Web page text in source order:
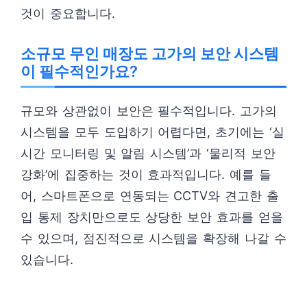
것이 중요합니다.
소규모 무인 매장도 고가의 보안 시스템
이 필수적인가요?
규모와 상관없이 보안은 필수적입니다. 고가의
시스템을 모두 도입하기 어렵다면, 초기에는 ‘실
시간 모니터링 및 알림 시스템’과 ‘물리적 보안
강화’에 집중하는 것이 효과적입니다. 예를 들
어, 스마트폰으로 연동되는 CCTV와 견고한 출
입 통제 장치만으로도 상당한 보안 효과를 얻을
수 있으며, 점진적으로 시스템을 확장해 나갈 수
있습니다.